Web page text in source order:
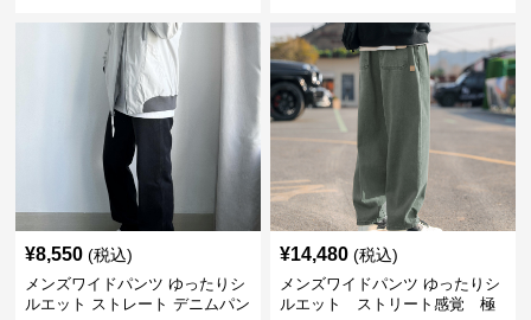
¥8,550 (税込)
メンズワイドパンツ ゆったりシ
ルエット ストレート デニムパン
¥14,480 (税込)
メンズワイドパンツ ゆったりシ
ルエット ストリート感覚 極